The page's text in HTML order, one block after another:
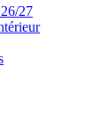
27